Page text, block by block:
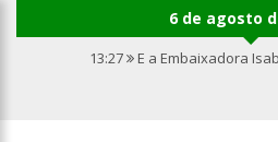
6 de agosto
13:27 E a Embaixadora